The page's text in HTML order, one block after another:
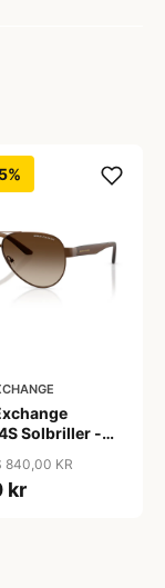
Solbriller -
840,00 KR
kr